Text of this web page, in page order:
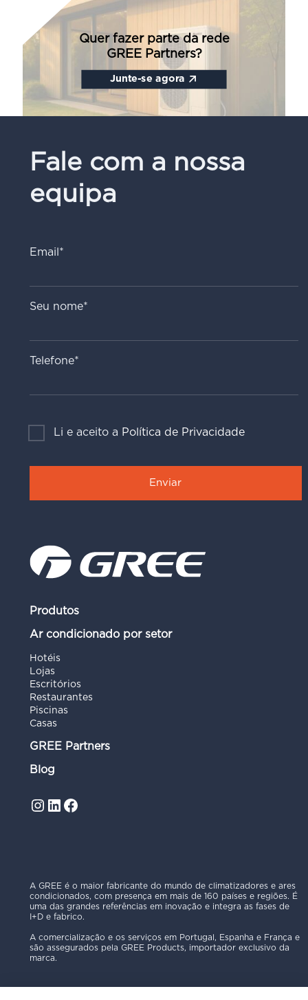
Junte-se agora
Quer fazer parte da rede
GREE Partners?
Fale com a nossa
equipa
Email*
Seu nome*
Telefone*
Li e aceito a Política de Privacidade
Produtos
Ar condicionado por setor
Hotéis
Lojas
Escritórios
Restaurantes
Piscinas
Casas
GREE Partners
Blog
Instagram
LinkedIn
Facebook
A GREE é o maior fabricante do mundo de climatizadores e ares
condicionados, com presença em mais de 160 países e regiões. É
uma das grandes referências em inovação e integra as fases de
I+D e fabrico.
A comercialização e os serviços em Portugal, Espanha e França e
são assegurados pela GREE Products, importador exclusivo da
marca.